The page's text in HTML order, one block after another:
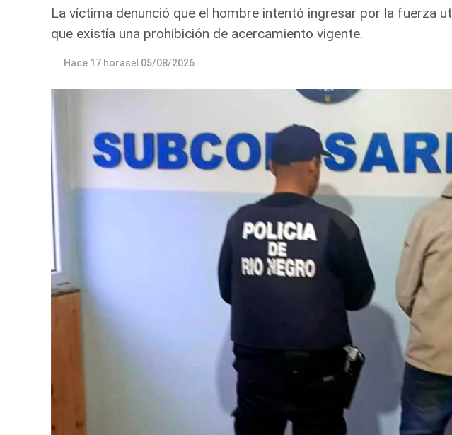
La víctima denunció que el hombre intentó ingresar por la fuerza
que existía una prohibición de acercamiento vigente.
Hace 17 horasel 05/08/2026